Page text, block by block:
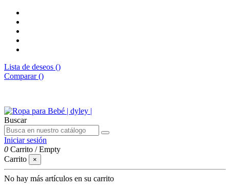
Lista de deseos ()
Comparar ()
Buscar
Iniciar sesión
0 Carrito /Empty
Carrito
×
No hay más artículos en su carrito